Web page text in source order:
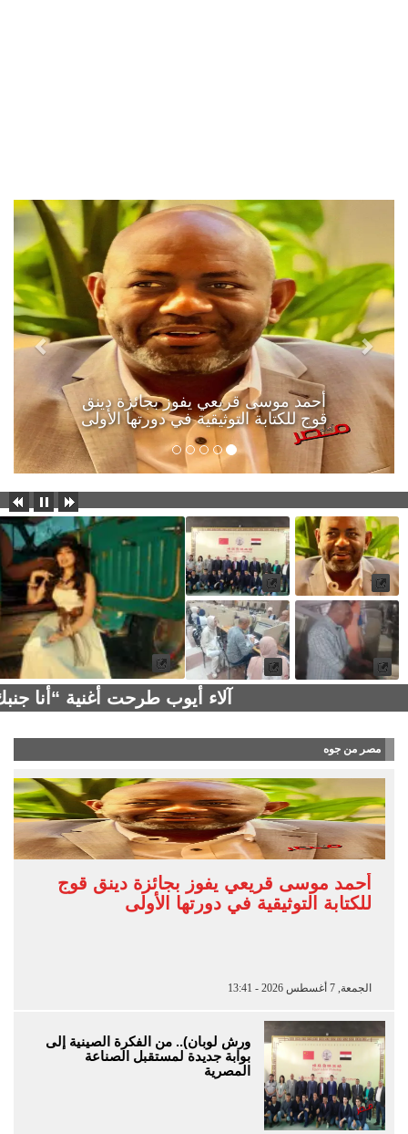
أحمد موسى قريعي يفوز بجائزة دينق
قوج للكتابة التوثيقية في دورتها الأولى
آلاء أيوب طرحت أغنية “أنا
مصر من جوه
أحمد موسى قريعي يفوز بجائزة دينق قوج
للكتابة التوثيقية في دورتها الأولى
الجمعة, 7 أغسطس 2026 - 13:41
ورش لوبان).. من الفكرة الصينية إلى
بوابة جديدة لمستقبل الصناعة
المصرية